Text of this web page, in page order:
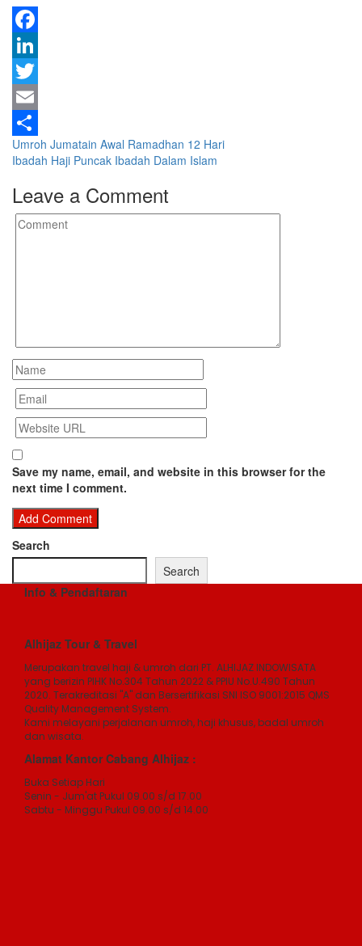
Facebook
LinkedIn
Twitter
Email
Share
Post
navigation
Umroh Jumatain Awal Ramadhan 12 Hari
Ibadah Haji Puncak Ibadah Dalam Islam
Leave a Comment
Save my name, email, and website in this browser for the
next time I comment.
Search
Search
Info & Pendaftaran
Alhijaz Tour & Travel
Merupakan travel haji & umroh dari PT. ALHIJAZ INDOWISATA
yang berizin PIHK No.304 Tahun 2022 & PPIU No.U.490 Tahun
2020. Terakreditasi "A" dan Bersertifikasi SNI ISO 9001:2015 QMS
Quality Management System.
Kami melayani perjalanan umroh, haji khusus, badal umroh
dan wisata.
Alamat Kantor Cabang Alhijaz :
Buka Setiap Hari
Senin - Jum'at Pukul 09.00 s/d 17.00
Sabtu - Minggu Pukul 09.00 s/d 14.00